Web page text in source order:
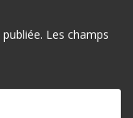
Les champs